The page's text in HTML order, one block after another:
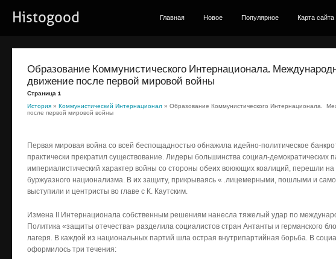
Histogood Главная Новое Популярное Карта сайта
Образование Коммунистического Интернационала.
движение после первой мировой войны
Страница 1
История » Коммунистический Интернационал » Образование Коммунистического Интернационала.
после первой мировой войны
Первая мировая война со всей беспощадностью обнажила идейно-политическое
практически прекратил существование. Лидеры большинства социал-демократических
империалистический характер войны со стороны обеих воюющих коалиций, перешли
буржуазного национализма. В их защиту, прикрываясь « .лицемерными, пошлыми и
выступили и центристы во главе с К. Каутским.
Измена II Интернационала собственным решениям нанесла тяжелый удар по
Политика «защиты отечества» разделила социалистов стран Антанты и германского
лагеря. В каждой из национальных партий шла острая внутрипартийная борьба. В
оформилось три течения: